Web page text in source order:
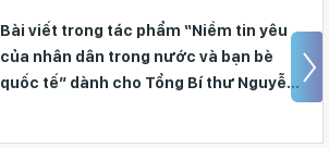
Bài viết trong tác phẩm “Niềm tin yêu
của nhân dân trong nước và bạn bè
quốc tế” dành cho Tổng Bí thư Nguyễn